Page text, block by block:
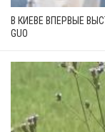
В КИЕВЕ ВПЕРВЫЕ
GUO